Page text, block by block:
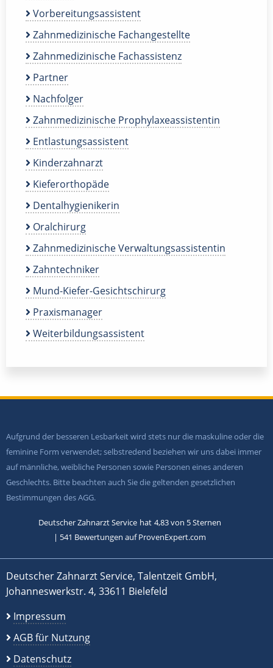
Vorbereitungsassistent
Zahnmedizinische Fachangestellte
Zahnmedizinische Fachassistenz
Partner
Nachfolger
Zahnmedizinische Prophylaxeassistentin
Entlastungsassistent
Kinderzahnarzt
Kieferorthopäde
Dentalhygienikerin
Oralchirurg
Zahnmedizinische Verwaltungsassistentin
Zahntechniker
Mund-Kiefer-Gesichtschirurg
Praxismanager
Weiterbildungsassistent
Aufgrund der besseren Lesbarkeit wird stets nur die maskuline oder die
feminine Form verwendet; selbstredend beziehen wir uns dabei immer
auf männliche, weibliche Personen sowie Personen eines anderen
Geschlechts. Bitte beachten auch Sie die geltenden gesetzlichen
Bestimmungen des AGG.
Deutscher Zahnarzt Service hat 4,83von 5Sternen
| 541 Bewertungen auf ProvenExpert.com
Deutscher Zahnarzt Service, Talentzeit GmbH,
Johanneswerkstr. 4, 33611 Bielefeld
Impressum
AGB für Nutzung
Datenschutz